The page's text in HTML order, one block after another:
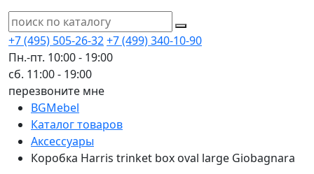
+7 (495) 505-26-32+7 (499) 340-10-90
Пн.-пт. 10:00 - 19:00
сб. 11:00 - 19:00
перезвоните мне
BGMebel
Каталог товаров
Аксессуары
Коробка Harris trinket box oval large Giobagnara